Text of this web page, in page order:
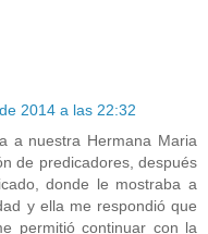
2014 a las 22:32
a nuestra Hermana Maria
de predicadores, después
donde le mostraba a
y ella me respondió que
permitió continuar con la